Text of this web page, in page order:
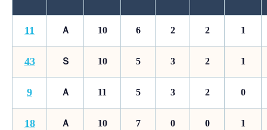
11 Ａ 10 6 2 2 1
43 Ｓ 10 5 3 2 1
9 Ａ 11 5 3 2 0
18 Ａ 10 7 0 0 1